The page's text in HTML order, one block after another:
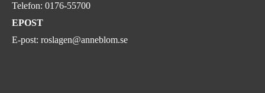
Telefon: 0176-55700
EPOST
E-post: roslagen@anneblom.se